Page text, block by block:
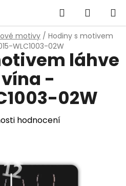
Hledat
KOŠÍK
motivy / Hodiny s motivem
WLC1003-02W
láhve
-
02W
hodnocení